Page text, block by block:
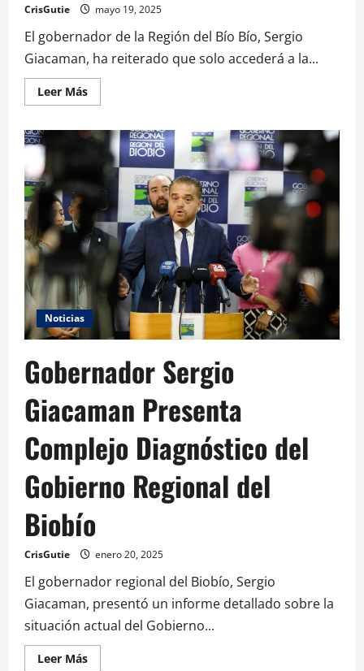
CrisGutie mayo 19, 2025
El gobernador de la Región del Bío Bío, Sergio
Giacaman, ha reiterado que solo accederá a la...
Leer Más
Noticias
Gobernador Sergio
Giacaman Presenta
Complejo Diagnóstico del
Gobierno Regional del
Biobío
CrisGutie enero 20, 2025
El gobernador regional del Biobío, Sergio
Giacaman, presentó un informe detallado sobre la
situación actual del Gobierno...
Leer Más